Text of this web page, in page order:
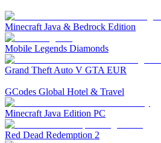
Minecraft Java & Bedrock Edition
Mobile Legends Diamonds
Grand Theft Auto V GTA EUR
GCodes Global Hotel & Travel
Minecraft Java Edition PC
Red Dead Redemption 2